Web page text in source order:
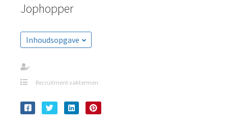
Jophopper
Inhoudsopgave
Recruitment vaktermen